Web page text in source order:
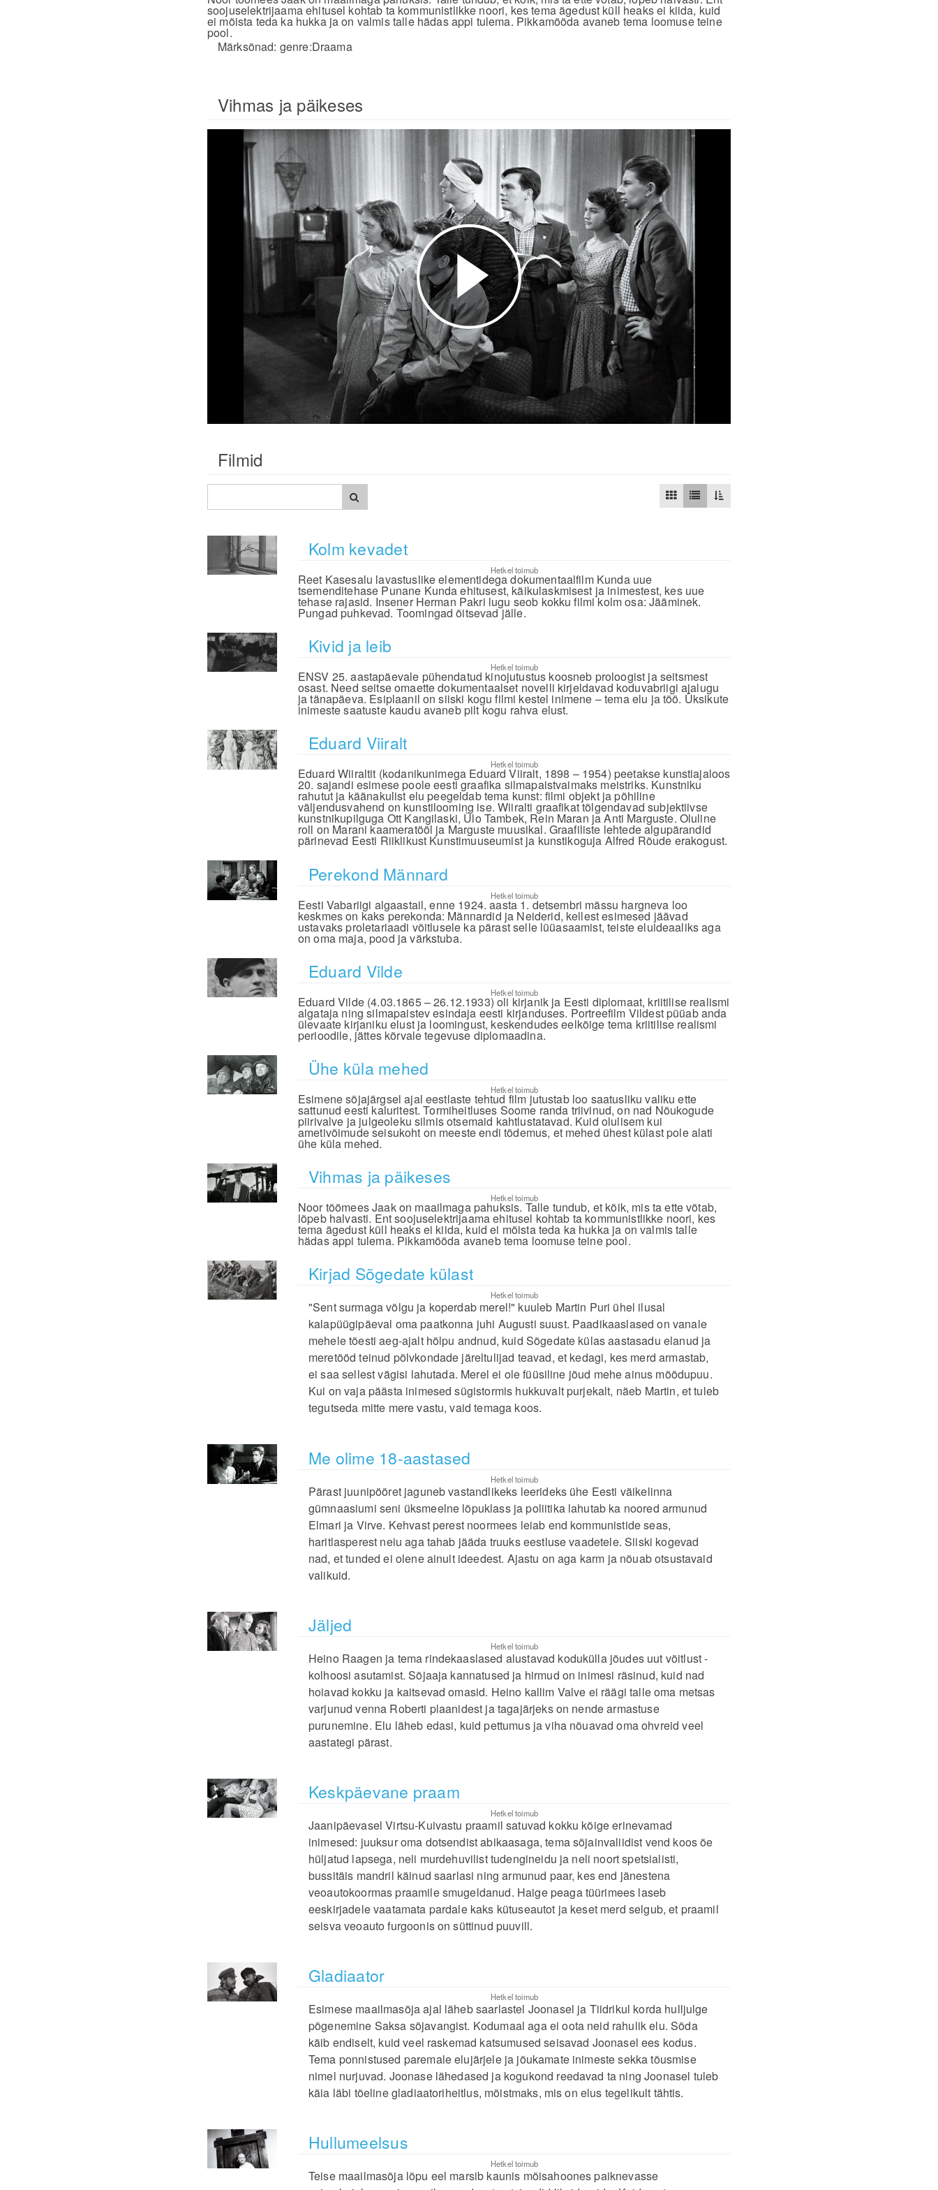
soojuselektrijaama ehitusel kohtab ta kommunistlikke noori, kes tema ägedust küll heaks ei kiida, kuid
ei mõista teda ka hukka ja on valmis talle hädas appi tulema. Pikkamööda avaneb tema loomuse teine
pool.
Märksõnad: genre:Draama
Vihmas ja päikeses
Esita
video
Filmid
Kolm kevadet
Hetkel toimub
Reet Kasesalu lavastuslike elementidega dokumentaalfilm Kunda uue
tsemenditehase Punane Kunda ehitusest, käikulaskmisest ja inimestest, kes uue
tehase rajasid. Insener Herman Pakri lugu seob kokku filmi kolm osa: Jääminek.
Pungad puhkevad. Toomingad õitsevad jälle.
Kivid ja leib
Hetkel toimub
ENSV 25. aastapäevale pühendatud kinojutustus koosneb proloogist ja seitsmest
osast. Need seitse omaette dokumentaalset novelli kirjeldavad koduvabriigi ajalugu
ja tänapäeva. Esiplaanil on siiski kogu filmi kestel inimene – tema elu ja töö. Üksikute
inimeste saatuste kaudu avaneb pilt kogu rahva elust.
Eduard Viiralt
Hetkel toimub
Eduard Wiiraltit (kodanikunimega Eduard Viiralt, 1898 – 1954) peetakse kunstiajaloos
20. sajandi esimese poole eesti graafika silmapaistvaimaks meistriks. Kunstniku
rahutut ja käänakulist elu peegeldab tema kunst: filmi objekt ja põhiline
väljendusvahend on kunstilooming ise. Wiiralti graafikat tõlgendavad subjektiivse
kunstnikupilguga Ott Kangilaski, Ülo Tambek, Rein Maran ja Anti Marguste. Oluline
roll on Marani kaameratööl ja Marguste muusikal. Graafiliste lehtede algupärandid
pärinevad Eesti Riiklikust Kunstimuuseumist ja kunstikoguja Alfred Rõude erakogust.
Perekond Männard
Hetkel toimub
Eesti Vabariigi algaastail, enne 1924. aasta 1. detsembri mässu hargneva loo
keskmes on kaks perekonda: Männardid ja Neiderid, kellest esimesed jäävad
ustavaks proletariaadi võitlusele ka pärast selle lüüasaamist, teiste eluideaaliks aga
on oma maja, pood ja värkstuba.
Eduard Vilde
Hetkel toimub
Eduard Vilde (4.03.1865 – 26.12.1933) oli kirjanik ja Eesti diplomaat, kriitilise realismi
algataja ning silmapaistev esindaja eesti kirjanduses. Portreefilm Vildest püüab anda
ülevaate kirjaniku elust ja loomingust, keskendudes eelkõige tema kriitilise realismi
perioodile, jättes kõrvale tegevuse diplomaadina.
Ühe küla mehed
Hetkel toimub
Esimene sõjajärgsel ajal eestlaste tehtud film jutustab loo saatusliku valiku ette
sattunud eesti kaluritest. Tormiheitluses Soome randa triivinud, on nad Nõukogude
piirivalve ja julgeoleku silmis otsemaid kahtlustatavad. Kuid olulisem kui
ametivõimude seisukoht on meeste endi tõdemus, et mehed ühest külast pole alati
ühe küla mehed.
Vihmas ja päikeses
Hetkel toimub
Noor töömees Jaak on maailmaga pahuksis. Talle tundub, et kõik, mis ta ette võtab,
lõpeb halvasti. Ent soojuselektrijaama ehitusel kohtab ta kommunistlikke noori, kes
tema ägedust küll heaks ei kiida, kuid ei mõista teda ka hukka ja on valmis talle
hädas appi tulema. Pikkamööda avaneb tema loomuse teine pool.
Kirjad Sõgedate külast
Hetkel toimub
"Sent surmaga võlgu ja koperdab merel!" kuuleb Martin Puri ühel ilusal
kalapüügipäeval oma paatkonna juhi Augusti suust. Paadikaaslased on vanale
mehele tõesti aeg-ajalt hõlpu andnud, kuid Sõgedate külas aastasadu elanud ja
meretööd teinud põlvkondade järeltulijad teavad, et kedagi, kes merd armastab,
ei saa sellest vägisi lahutada. Merel ei ole füüsiline jõud mehe ainus mõõdupuu.
Kui on vaja päästa inimesed sügistormis hukkuvalt purjekalt, näeb Martin, et tuleb
tegutseda mitte mere vastu, vaid temaga koos.
Me olime 18-aastased
Hetkel toimub
Pärast juunipööret jaguneb vastandlikeks leerideks ühe Eesti väikelinna
gümnaasiumi seni üksmeelne lõpuklass ja poliitika lahutab ka noored armunud
Elmari ja Virve. Kehvast perest noormees leiab end kommunistide seas,
haritlasperest neiu aga tahab jääda truuks eestluse vaadetele. Siiski kogevad
nad, et tunded ei olene ainult ideedest. Ajastu on aga karm ja nõuab otsustavaid
valikuid.
Jäljed
Hetkel toimub
Heino Raagen ja tema rindekaaslased alustavad kodukülla jõudes uut võitlust -
kolhoosi asutamist. Sõjaaja kannatused ja hirmud on inimesi räsinud, kuid nad
hoiavad kokku ja kaitsevad omasid. Heino kallim Valve ei räägi talle oma metsas
varjunud venna Roberti plaanidest ja tagajärjeks on nende armastuse
purunemine. Elu läheb edasi, kuid pettumus ja viha nõuavad oma ohvreid veel
aastategi pärast.
Keskpäevane praam
Hetkel toimub
Jaanipäevasel Virtsu-Kuivastu praamil satuvad kokku kõige erinevamad
inimesed: juuksur oma dotsendist abikaasaga, tema sõjainvaliidist vend koos õe
hüljatud lapsega, neli murdehuvilist tudengineidu ja neli noort spetsialisti,
bussitäis mandril käinud saarlasi ning armunud paar, kes end jänestena
veoautokoormas praamile smugeldanud. Haige peaga tüürimees laseb
eeskirjadele vaatamata pardale kaks kütuseautot ja keset merd selgub, et praamil
seisva veoauto furgoonis on süttinud puuvill.
Gladiaator
Hetkel toimub
Esimese maailmasõja ajal läheb saarlastel Joonasel ja Tiidrikul korda hulljulge
põgenemine Saksa sõjavangist. Kodumaal aga ei oota neid rahulik elu. Sõda
käib endiselt, kuid veel raskemad katsumused seisavad Joonasel ees kodus.
Tema ponnistused paremale elujärjele ja jõukamate inimeste sekka tõusmise
nimel nurjuvad. Joonase lähedased ja kogukond reedavad ta ning Joonasel tuleb
käia läbi tõeline gladiaatoriheitlus, mõistmaks, mis on elus tegelikult tähtis.
Hullumeelsus
Hetkel toimub
Teise maailmasõja lõpu eel marsib kaunis mõisahoones paiknevasse